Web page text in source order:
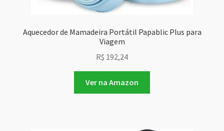
Aquecedor de Mamadeira Portátil Papablic Plus para
Viagem
R$ 192,24
Ver na Amazon